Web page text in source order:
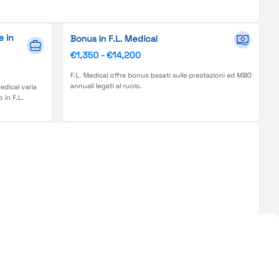
in
varia
in F.L.
Bonus in F.L. Medical
€1,350 -€14,200
F.L. Medical offre bonus basati sulle prestazioni ed MBO
annuali legati al ruolo.